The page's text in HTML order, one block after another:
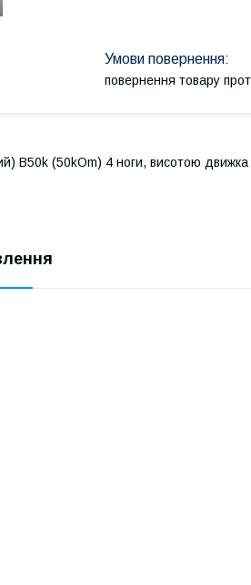
повернення товару
B50k (50kOm) 4 ноги, висотою